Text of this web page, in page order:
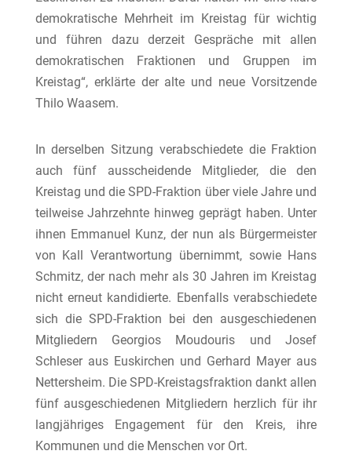
demokratische Mehrheit im Kreistag für wichtig
und führen dazu derzeit Gespräche mit allen
demokratischen Fraktionen und Gruppen im
Kreistag“, erklärte der alte und neue Vorsitzende
Thilo Waasem.
In derselben Sitzung verabschiedete die Fraktion
auch fünf ausscheidende Mitglieder, die den
Kreistag und die SPD-Fraktion über viele Jahre und
teilweise Jahrzehnte hinweg geprägt haben. Unter
ihnen Emmanuel Kunz, der nun als Bürgermeister
von Kall Verantwortung übernimmt, sowie Hans
Schmitz, der nach mehr als 30 Jahren im Kreistag
nicht erneut kandidierte. Ebenfalls verabschiedete
sich die SPD-Fraktion bei den ausgeschiedenen
Mitgliedern Georgios Moudouris und Josef
Schleser aus Euskirchen und Gerhard Mayer aus
Nettersheim. Die SPD-Kreistagsfraktion dankt allen
fünf ausgeschiedenen Mitgliedern herzlich für ihr
langjähriges Engagement für den Kreis, ihre
Kommunen und die Menschen vor Ort.